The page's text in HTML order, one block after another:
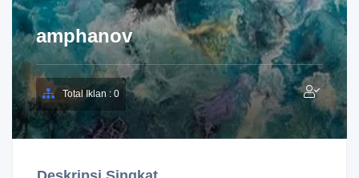
amphanov
Total Iklan : 0